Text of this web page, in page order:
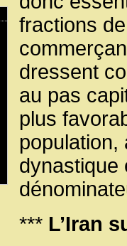
fractions
dressent
au pas
plus
population,
dynastique
*** L’Iran